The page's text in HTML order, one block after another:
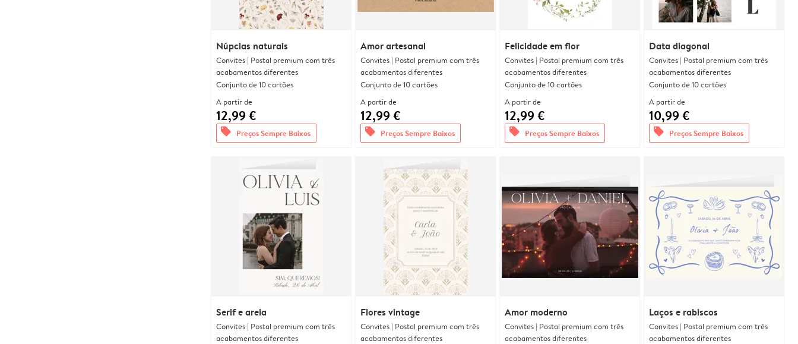
Núpcias naturais
Convites | Postal premium com três
acabamentos diferentes
Conjunto de 10 cartões
A partir de
12,99 €
offers Preços Sempre Baixos
Amor artesanal
Convites | Postal premium com três
acabamentos diferentes
Conjunto de 10 cartões
A partir de
12,99 €
offers Preços Sempre Baixos
Felicidade em flor
Convites | Postal premium com três
acabamentos diferentes
Conjunto de 10 cartões
A partir de
12,99 €
offers Preços Sempre Baixos
Data diagonal
Convites | Postal premium com três
acabamentos diferentes
Conjunto de 10 cartões
A partir de
10,99 €
offers Preços Sempre Baixos
Serif e areia
Convites | Postal premium com três
acabamentos diferentes
Flores vintage
Convites | Postal premium com três
acabamentos diferentes
Amor moderno
Convites | Postal premium com três
acabamentos diferentes
Laços e rabiscos
Convites | Postal premium com três
acabamentos diferentes